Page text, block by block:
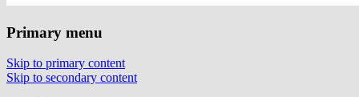
Primary menu
Skip to primary content
Skip to secondary content